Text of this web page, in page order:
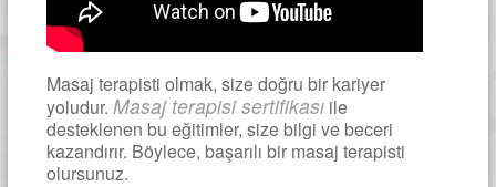
Masaj terapisti olmak, size doğru bir kariyer
yoludur. Masaj terapisi sertifikasıile
desteklenen bu eğitimler, size bilgi ve beceri
kazandırır. Böylece, başarılı bir masaj terapisti
olursunuz.